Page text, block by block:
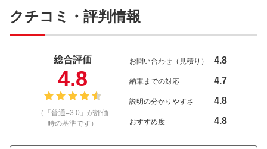
クチコミ・評判情報
総合評価
4.8
（「普通=3.0」が評価
時の基準です）
お問い合わせ（見積り） 4.8
納車までの対応 4.7
説明の分かりやすさ 4.8
おすすめ度 4.8